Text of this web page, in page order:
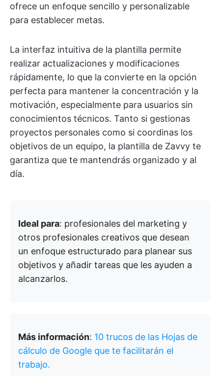
ofrece un enfoque sencillo y personalizable
para establecer metas.
La interfaz intuitiva de la plantilla permite
realizar actualizaciones y modificaciones
rápidamente, lo que la convierte en la opción
perfecta para mantener la concentración y la
motivación, especialmente para usuarios sin
conocimientos técnicos. Tanto si gestionas
proyectos personales como si coordinas los
objetivos de un equipo, la plantilla de Zavvy te
garantiza que te mantendrás organizado y al
día.
Ideal para: profesionales del marketing y
otros profesionales creativos que desean
un enfoque estructurado para planear sus
objetivos y añadir tareas que les ayuden a
alcanzarlos.
Más información: 10 trucos de las Hojas de
cálculo de Google que te facilitarán el
trabajo.